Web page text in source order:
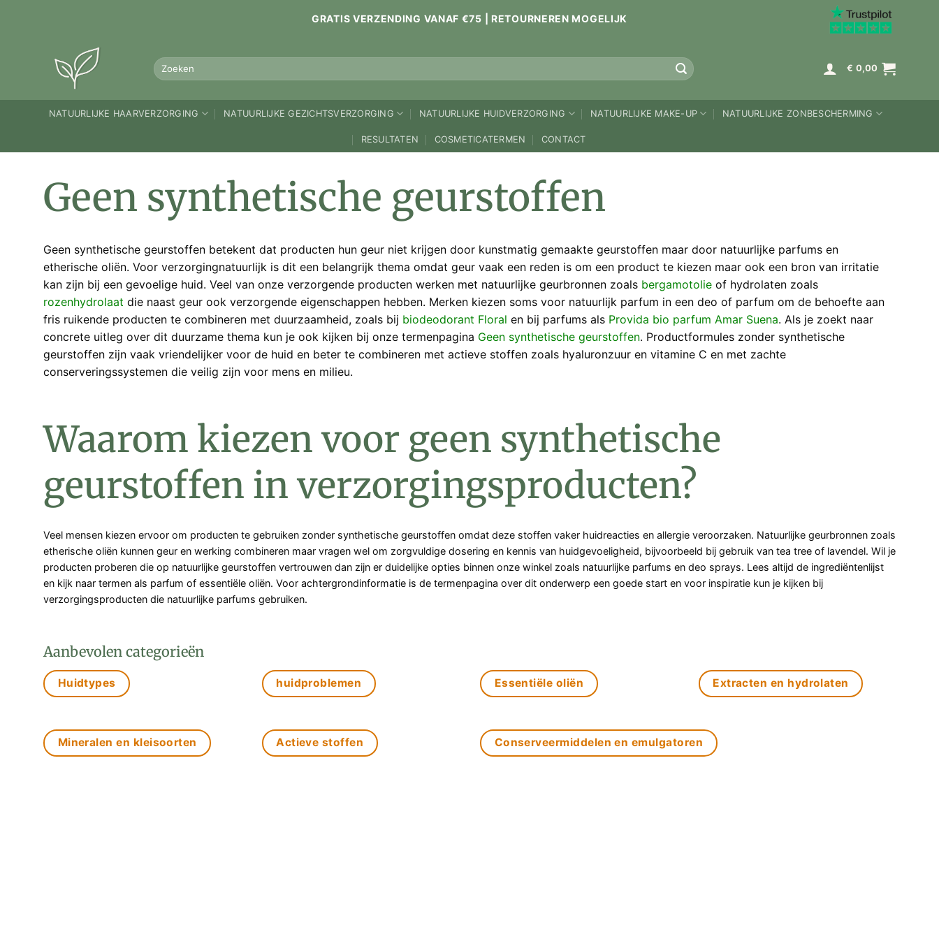
GRATIS VERZENDING VANAF €75 | RETOURNEREN MOGELIJK
Zoeken
naar:
€ 0,00
NATUURLIJKE HAARVERZORGING NATUURLIJKE GEZICHTSVERZORGING NATUURLIJKE HUIDVERZORGING NATUURLIJKE MAKE-UP NATUURLIJKE ZONBESCHERMING
RESULTATEN COSMETICATERMEN CONTACT
Geen synthetische geurstoffen
Geen synthetische geurstoffen betekent dat producten hun geur niet krijgen door kunstmatig gemaakte geurstoffen maar door natuurlijke parfums en
etherische oliën. Voor verzorgingnatuurlijk is dit een belangrijk thema omdat geur vaak een reden is om een product te kiezen maar ook een bron van irritatie
kan zijn bij een gevoelige huid. Veel van onze verzorgende producten werken met natuurlijke geurbronnen zoals bergamotolie of hydrolaten zoals
rozenhydrolaat die naast geur ook verzorgende eigenschappen hebben. Merken kiezen soms voor natuurlijk parfum in een deo of parfum om de behoefte aan
fris ruikende producten te combineren met duurzaamheid, zoals bij biodeodorant Floral en bij parfums als Provida bio parfum Amar Suena. Als je zoekt naar
concrete uitleg over dit duurzame thema kun je ook kijken bij onze termenpagina Geen synthetische geurstoffen. Productformules zonder synthetische
geurstoffen zijn vaak vriendelijker voor de huid en beter te combineren met actieve stoffen zoals hyaluronzuur en vitamine C en met zachte
conserveringssystemen die veilig zijn voor mens en milieu.
Waarom kiezen voor geen synthetische
geurstoffen in verzorgingsproducten?
Veel mensen kiezen ervoor om producten te gebruiken zonder synthetische geurstoffen omdat deze stoffen vaker huidreacties en allergie veroorzaken. Natuurlijke geurbronnen zoals
etherische oliën kunnen geur en werking combineren maar vragen wel om zorgvuldige dosering en kennis van huidgevoeligheid, bijvoorbeeld bij gebruik van tea tree of lavendel. Wil je
producten proberen die op natuurlijke geurstoffen vertrouwen dan zijn er duidelijke opties binnen onze winkel zoals natuurlijke parfums en deo sprays. Lees altijd de ingrediëntenlijst
en kijk naar termen als parfum of essentiële oliën. Voor achtergrondinformatie is de termenpagina over dit onderwerp een goede start en voor inspiratie kun je kijken bij
verzorgingsproducten die natuurlijke parfums gebruiken.
Aanbevolen categorieën
Huidtypes huidproblemen Essentiële oliën Extracten en hydrolaten
Mineralen en kleisoorten Actieve stoffen Conserveermiddelen en emulgatoren